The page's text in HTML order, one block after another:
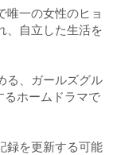
唯一の女性のヒョ
、自立した生活を
る、ガールズグル
るホームドラマで
録を更新する可能